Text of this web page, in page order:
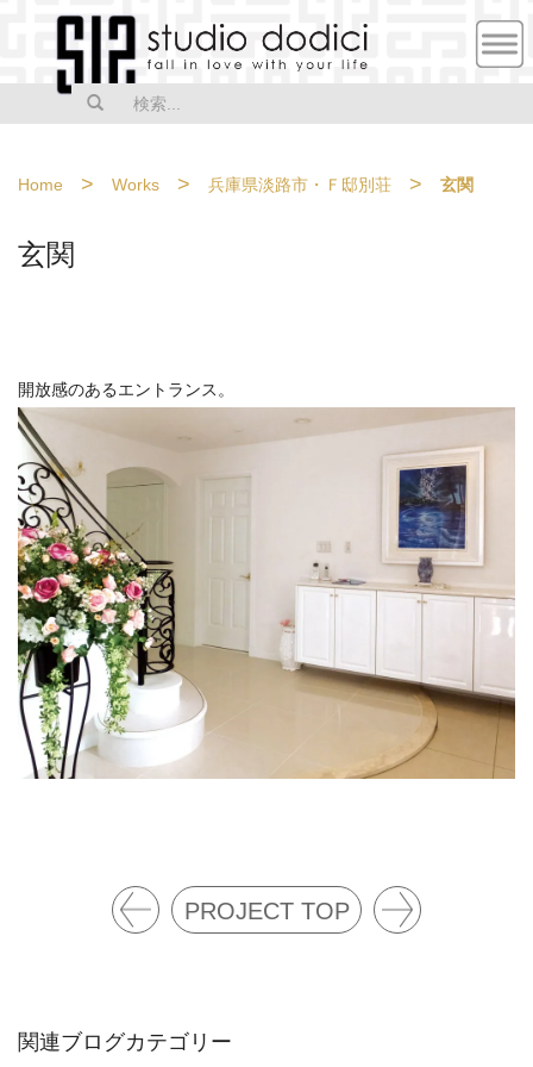
MEN
U
Home > Works > 兵庫県淡路市・Ｆ邸別荘 > 玄関
玄関
開放感のあるエントランス。
ポー
PROJECT TOP
関連ブログカテゴリー